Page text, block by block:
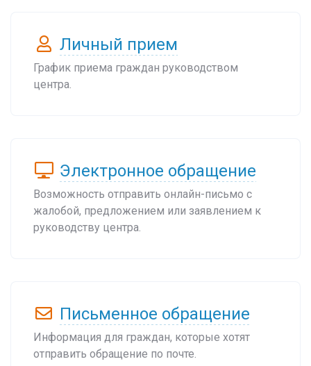
Личный прием
График приема граждан руководством
центра.
Электронное обращение
Возможность отправить онлайн-письмо с
жалобой, предложением или заявлением к
руководству центра.
Письменное обращение
Информация для граждан, которые хотят
отправить обращение по почте.